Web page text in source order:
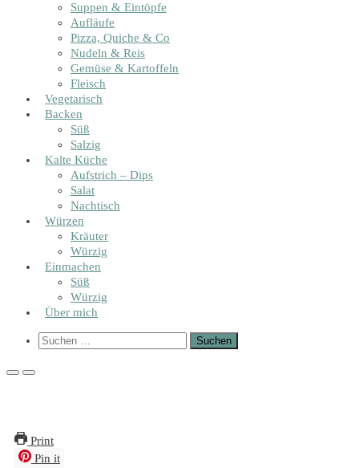
Suppen & Eintöpfe
Aufläufe
Pizza, Quiche & Co
Nudeln & Reis
Gemüse & Kartoffeln
Fleisch
Vegetarisch
Backen
Süß
Salzig
Kalte Küche
Aufstrich – Dips
Salat
Nachtisch
Würzen
Kräuter
Würzig
Einmachen
Süß
Würzig
Über mich
Show
Suchen
PrimaryPrimary
Print
Pin it